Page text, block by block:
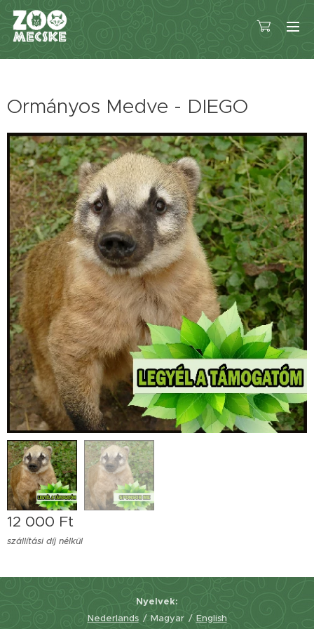
Ormányos Medve - DIEGO
12 000 Ft
szállítási díj nélkül
Nyelvek
Nederlands
Magyar English